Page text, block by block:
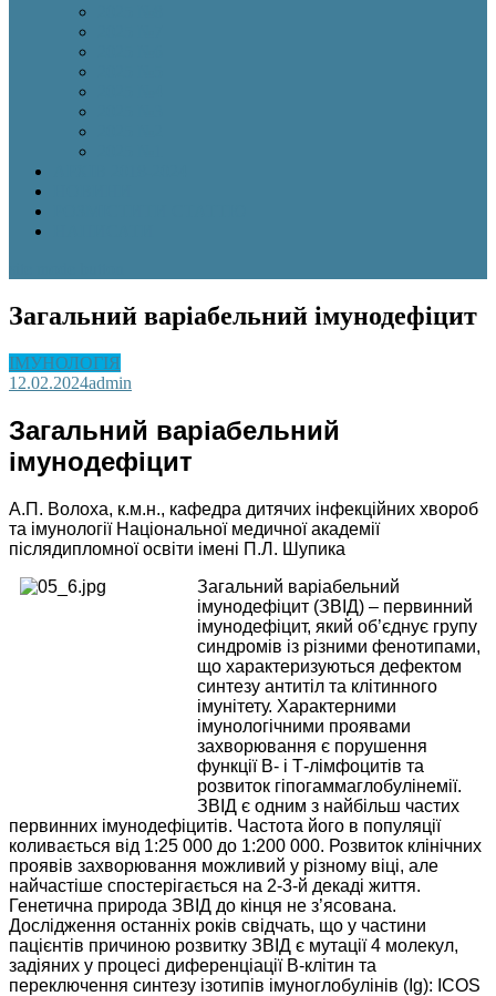
Загальний варіабельний імунодефіцит
ІМУНОЛОГІЯ
12.02.2024admin
Загальний варіабельний
імунодефіцит
А.П. Волоха, к.м.н., кафедра дитячих інфекційних хвороб
та імунології Національної медичної академії
післядипломної освіти імені П.Л. Шупика
Загальний варіабельний
імунодефіцит (ЗВІД) – первинний
імунодефіцит, який об’єднує групу
синдромів із різними фенотипами,
що характеризуються дефектом
синтезу антитіл та клітинного
імунітету. Характерними
імунологічними проявами
захворювання є порушення
функції В- і Т-лімфоцитів та
розвиток гіпогаммаглобулінемії.
ЗВІД є одним з найбільш частих
первинних імунодефіцитів. Частота його в популяції
коливається від 1:25 000 до 1:200 000. Розвиток клінічних
проявів захворювання можливий у різному віці, але
найчастіше спостерігається на 2-3-й декаді життя.
Генетична природа ЗВІД до кінця не з’ясована.
Дослідження останніх років свідчать, що у частини
пацієнтів причиною розвитку ЗВІД є мутації 4 молекул,
задіяних у процесі диференціації В-клітин та
переключення синтезу ізотипів імуноглобулінів (Ig): ІСОS